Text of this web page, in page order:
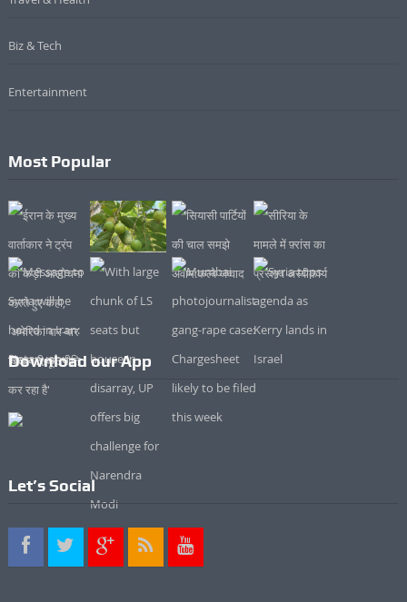
Biz & Tech
Entertainment
Most Popular
Download our App
Let’s Social